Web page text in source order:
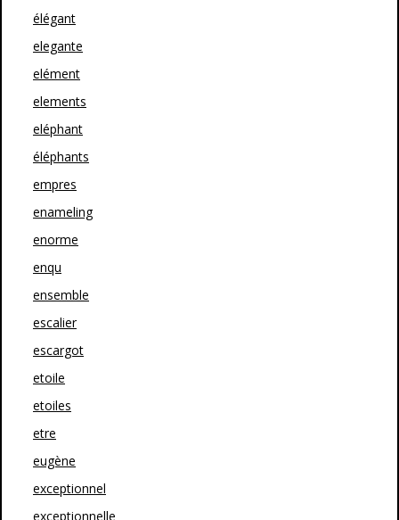
élégant
elegante
elément
elements
eléphant
éléphants
empres
enameling
enorme
enqu
ensemble
escalier
escargot
etoile
etoiles
etre
eugène
exceptionnel
exceptionnelle